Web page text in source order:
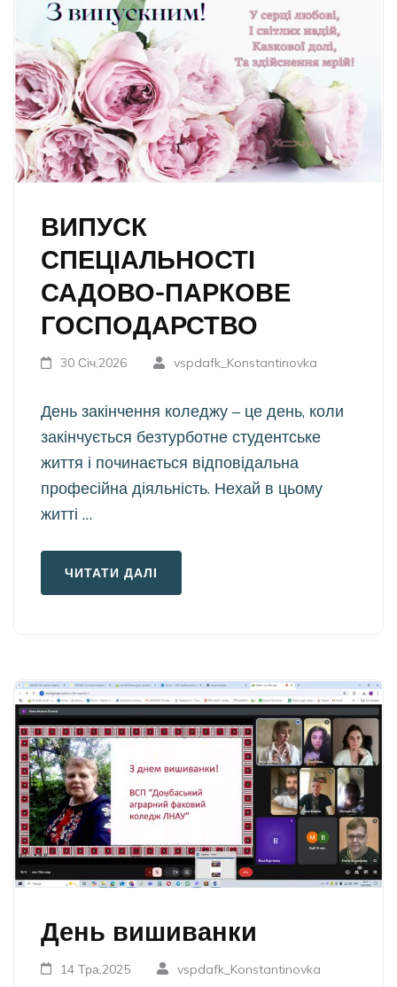
ВИПУСК
СПЕЦІАЛЬНОСТІ
САДОВО-ПАРКОВЕ
ГОСПОДАРСТВО
30 Січ,2026 vspdafk_Konstantinovka
День закінчення коледжу – це день, коли
закінчується безтурботне студентське
життя і починається відповідальна
професійна діяльність. Нехай в цьому
житті …
ЧИТАТИ ДАЛІ
День вишиванки
14 Тра,2025 vspdafk_Konstantinovka